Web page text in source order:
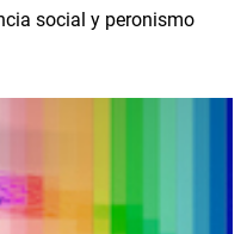
social y peronismo